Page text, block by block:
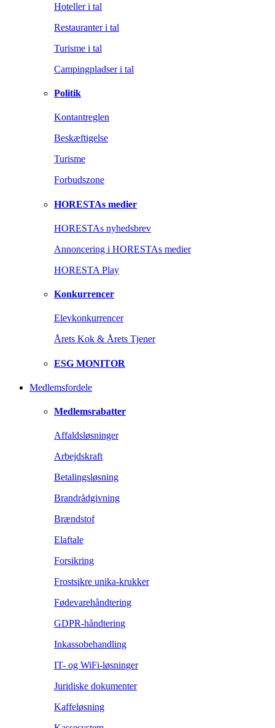
Hoteller i tal
Restauranter i tal
Turisme i tal
Campingpladser i tal
Politik
Kontantreglen
Beskæftigelse
Turisme
Forbudszone
HORESTAs medier
HORESTAs nyhedsbrev
Annoncering i HORESTAs medier
HORESTA Play
Konkurrencer
Elevkonkurrencer
Årets Kok & Årets Tjener
ESG MONITOR
Medlemsfordele
Medlemsrabatter
Affaldsløsninger
Arbejdskraft
Betalingsløsning
Brandrådgivning
Brændstof
Elaftale
Forsikring
Frostsikre unika-krukker
Fødevarehåndtering
GDPR-håndtering
Inkassobehandling
IT- og WiFi-løsninger
Juridiske dokumenter
Kaffeløsning